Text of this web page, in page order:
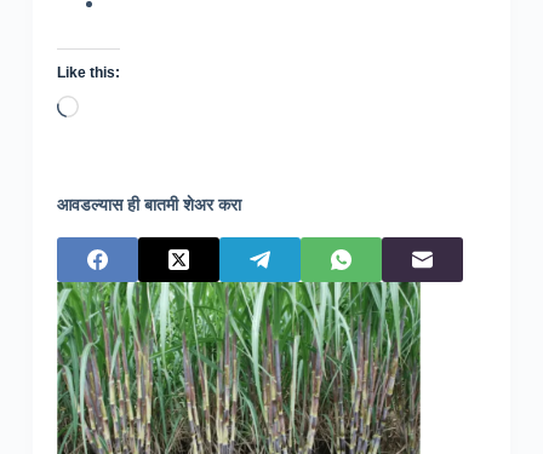
Like this:
Loading…
आवडल्यास ही बातमी शेअर करा